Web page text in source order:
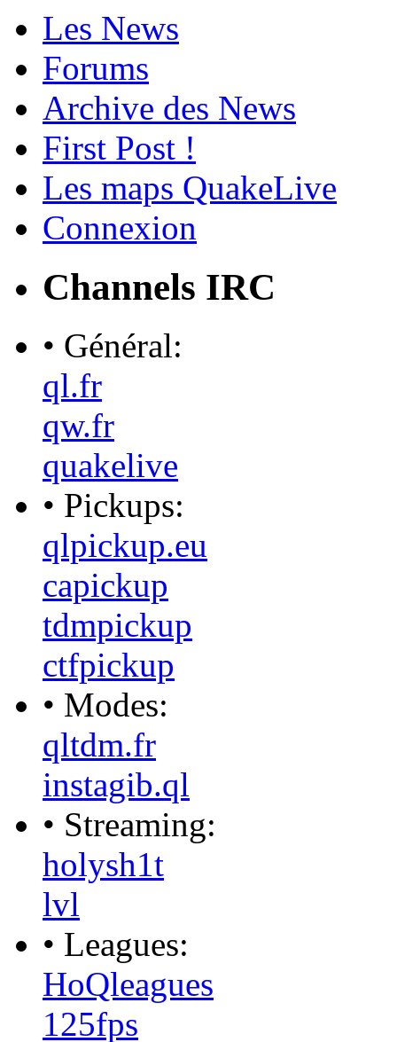
Les News
Forums
Archive des News
First Post !
Les maps QuakeLive
Connexion
Channels IRC
• Général:
ql.fr
qw.fr
quakelive
• Pickups:
qlpickup.eu
capickup
tdmpickup
ctfpickup
• Modes:
qltdm.fr
instagib.ql
• Streaming:
holysh1t
lvl
• Leagues:
HoQleagues
125fps